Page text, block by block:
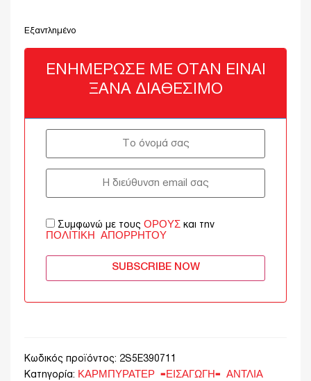
Εξαντλημένο
ΕΝΗΜΈΡΩΣΈ ΜΕ ΌΤΑΝ ΕΊΝΑΙ
ΞΑΝΆ ΔΙΑΘΈΣΙΜΟ
Συμφωνώ με τους ΌΡΟΥΣ και την
ΠΟΛΙΤΙΚΉ ΑΠΟΡΡΉΤΟΥ
SUBSCRIBE NOW
Κωδικός προϊόντος: 2S5E390711
Κατηγορία: ΚΑΡΜΠΥΡΑΤΕΡ -ΕΙΣΑΓΩΓΗ- ΑΝΤΛΙΑ